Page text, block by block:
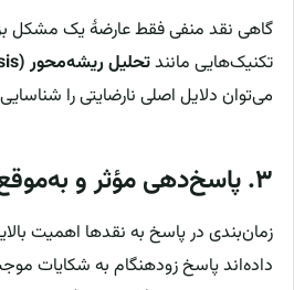
گاهی نقد منفی فقط عارضهٔ یک مشکل
تکنیک‌هایی مانندتحلیل ریشه‌محور (Root Cause Analysis)
می‌توان دلایل اصلی نارضایتی را
۳. پاسخ‌دهی مؤثر و به‌موقع
زمان‌بندی در پاسخ به نقدها اهمیت